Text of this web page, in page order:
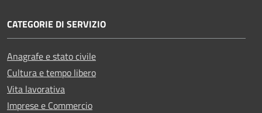
CATEGORIE DI SERVIZIO
Anagrafe e stato civile
Cultura e tempo libero
Vita lavorativa
Imprese e Commercio